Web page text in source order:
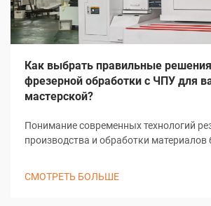
Как выбрать правильные
фрезерной обработки с ЧПУ для
мастерской?
Понимание современных технологий
производства и обработки материалов
СМОТРЕТЬ БОЛЬШЕ